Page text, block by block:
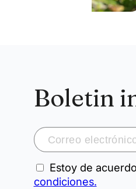
Boletin
Estoy de
condiciones.